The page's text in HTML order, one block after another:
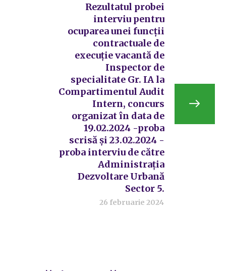
Rezultatul probei
interviu pentru
ocuparea unei funcții
contractuale de
execuție vacantă de
Inspector de
specialitate Gr. IA la
Compartimentul Audit
Intern, concurs
organizat în data de
19.02.2024 -proba
scrisă și 23.02.2024 -
proba interviu de către
Administrația
Dezvoltare Urbană
Sector 5.
26 februarie 2024